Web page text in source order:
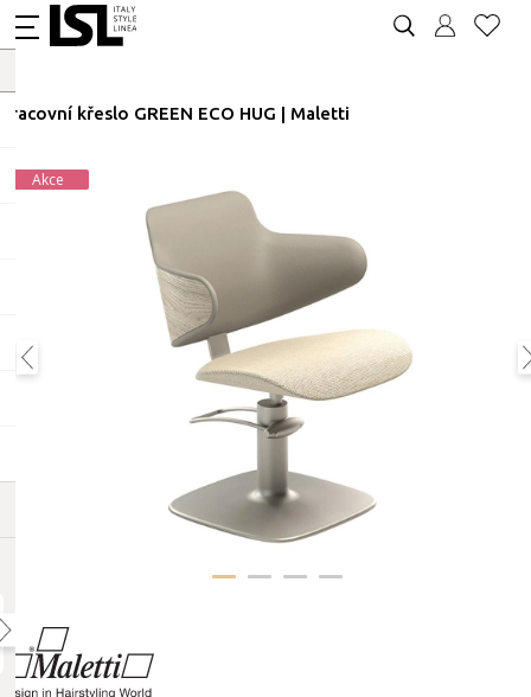
Pracovní křeslo GREEN ECO HUG | Maletti
Akce